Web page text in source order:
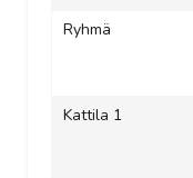
Ryhmä
Kattila 1